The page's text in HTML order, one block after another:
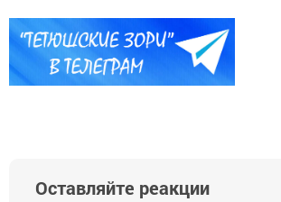
Оставляйте реакции